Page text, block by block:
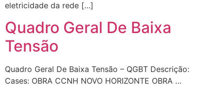
eletricidade da rede […]
Quadro Geral De Baixa
Tensão
Quadro Geral De Baixa Tensão – QGBT Descrição:
Cases: OBRA CCNH NOVO HORIZONTE OBRA …